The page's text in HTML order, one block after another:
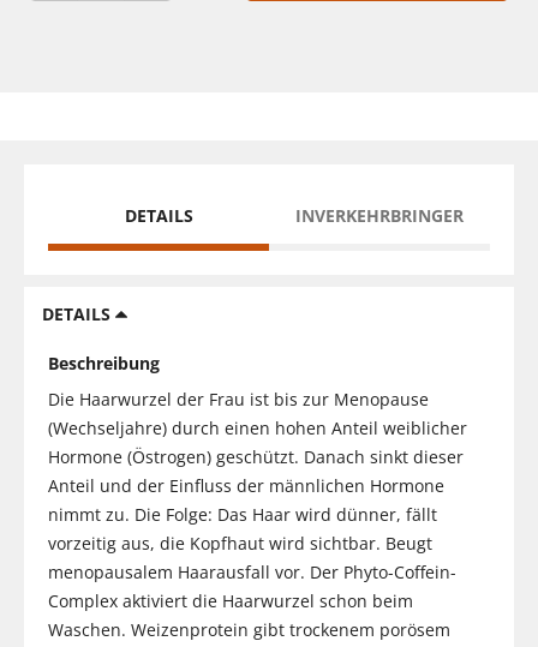
DETAILS INVERKEHRBRINGER
DETAILS
Beschreibung
Die Haarwurzel der Frau ist bis zur Menopause
(Wechseljahre) durch einen hohen Anteil weiblicher
Hormone (Östrogen) geschützt. Danach sinkt dieser
Anteil und der Einfluss der männlichen Hormone
nimmt zu. Die Folge: Das Haar wird dünner, fällt
vorzeitig aus, die Kopfhaut wird sichtbar. Beugt
menopausalem Haarausfall vor. Der Phyto-Coffein-
Complex aktiviert die Haarwurzel schon beim
Waschen. Weizenprotein gibt trockenem porösem